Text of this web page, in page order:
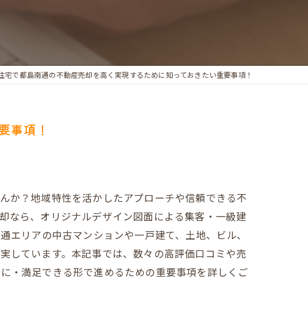
宅で都島南通の不動産売却を高く実現するために知っておきたい重要事項！
事項！
か？地域特性を活かしたアプローチや信頼できる不
なら、オリジナルデザイン図面による集客・一級建
リアの中古マンションや一戸建て、土地、ビル、
しています。本記事では、数々の高評価口コミや売
・満足できる形で進めるための重要事項を詳しくご